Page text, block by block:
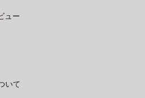
ュー
いて